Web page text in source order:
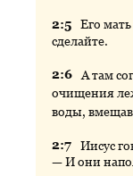
2:5 Его
сделайте.
2:6 Атам
очищения
воды,
2:7 Иисус
— И они